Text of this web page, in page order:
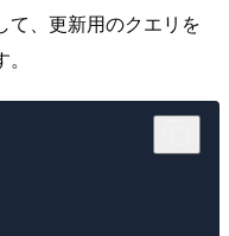
て、更新用のクエリを